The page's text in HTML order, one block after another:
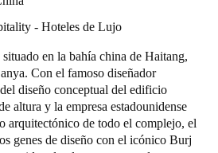
- Hoteles de Lujo
en la bahía china de Haitang,
Con el famoso diseñador
diseño conceptual del edificio
altura y la empresa estadounidense
arquitectónico de todo el complejo, el
genes de diseño con el icónico Burj